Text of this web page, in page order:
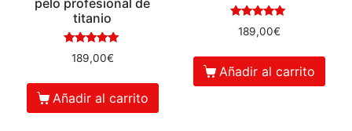
pelo profesional de
titanio
Valorado en
5.00
189,00€
Añadir al carrito
Valorado en
5.00
189,00€
Añadir al carrito